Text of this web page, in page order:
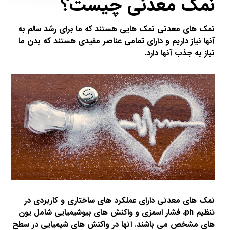
نمک های معدنی نمک هایی هستند که ما برای رشد سالم به
آنها نیاز داریم و دارای تمامی عناصر مفیدی هستند که بدن ما
نیاز به جذب آنها دارد.
نمک های معدنی دارای عملکرد های ساختاری و کاربردی در
تنظیمph، فشار اسمزی و واکنش های بیوشیمیایی شامل یون
های مشخص می باشند. آنها در واکنش های شیمیایی در سطح